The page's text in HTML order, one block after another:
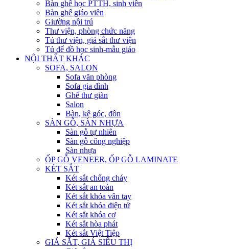
Bàn ghế học PTTH, sinh viên
Bàn ghế giáo viên
Giường nội trú
Thư viện, phòng chức năng
Tủ thư viện, giá sắt thư viện
Tủ để đồ học sinh-mẫu giáo
NỘI THẤT KHÁC
SOFA, SALON
Sofa văn phòng
Sofa gia đình
Ghế thư giãn
Salon
Bàn, kệ góc, đôn
SÀN GỖ, SÀN NHỰA
Sàn gỗ tự nhiên
Sàn gỗ công nghiệp
Sàn nhựa
ỐP GỖ VENEER, ỐP GỖ LAMINATE
KÉT SẮT
Két sắt chống cháy
Két sắt an toàn
Két sắt khóa vân tay
Két sắt khóa điện tử
Két sắt khóa cơ
Két sắt hòa phát
Két sắt Việt Tiệp
GIÁ SẮT, GIÁ SIÊU THỊ